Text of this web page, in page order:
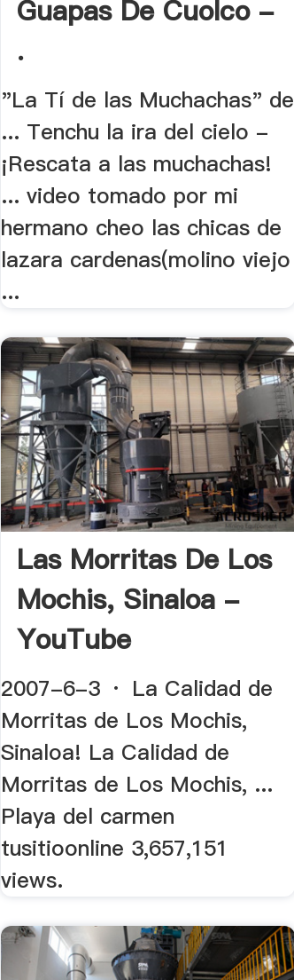
Guapas De Cuolco -
.
"La Tí de las Muchachas" de
... Tenchu la ira del cielo -
¡Rescata a las muchachas!
... video tomado por mi
hermano cheo las chicas de
lazara cardenas(molino viejo
...
Las Morritas De Los
Mochis, Sinaloa -
YouTube
2007-6-3 · La Calidad de
Morritas de Los Mochis,
Sinaloa! La Calidad de
Morritas de Los Mochis, ...
Playa del carmen
tusitioonline 3,657,151
views.